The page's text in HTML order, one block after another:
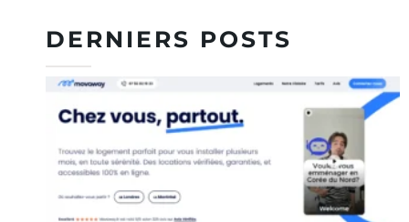
DERNIERS POSTS